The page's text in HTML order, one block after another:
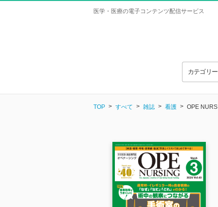
医学・医療の電子コンテンツ配信サービス
カテゴリ
TOP すべて 雑誌 看護 OPE